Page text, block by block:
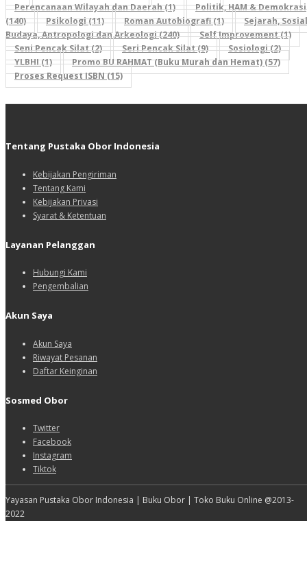
Perencanaan Wilayah dan Daerah (1)
Politik, HAM & Demokrasi
(140)
Psikologi (11) Roman Autobiografi (1)
Sejarah,
Budaya, Antropologi dan Arkeologi (240)
Self Improvement (1)
Seni Pencak Silat (2)
Seri Pencak Silat (9)
Sosiologi (2)
YLBHI (1)
Promo BU RAHMAT (Buku Murah dan Hemat) (57)
Proses Request ISBN (15)
Tentang Pustaka Obor Indonesia
Kebijakan Pengiriman
Tentang Kami
Kebijakan Privasi
Syarat & Ketentuan
Layanan Pelanggan
Hubungi Kami
Pengembalian
Akun Saya
Akun Saya
Riwayat Pesanan
Daftar Keinginan
Sosmed Obor
Twitter
Facebook
Instagram
Tiktok
Yayasan Pustaka Obor Indonesia | Buku Obor | Toko Buku Online @2013-
2022